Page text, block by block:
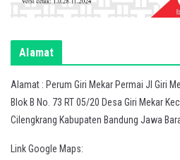
Alamat
Alamat : Perum Giri Mekar Permai Jl Giri
Blok B No. 73 RT 05/20 Desa Giri Mekar
Cilengkrang Kabupaten Bandung Jawa
Link Google Maps: